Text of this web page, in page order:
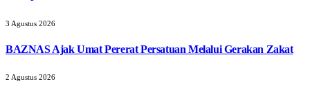
3 Agustus 2026
BAZNAS Ajak Umat Pererat Persatuan Melalui Gerakan Zakat
2 Agustus 2026